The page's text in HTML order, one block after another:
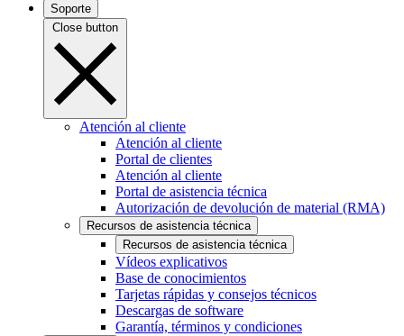
Soporte
Close button
Atención al cliente
Atención al cliente
Portal de clientes
Atención al cliente
Portal de asistencia técnica
Autorización de devolución de material (RMA)
Recursos de asistencia técnica
Recursos de asistencia técnica
Vídeos explicativos
Base de conocimientos
Tarjetas rápidas y consejos técnicos
Descargas de software
Garantía, términos y condiciones